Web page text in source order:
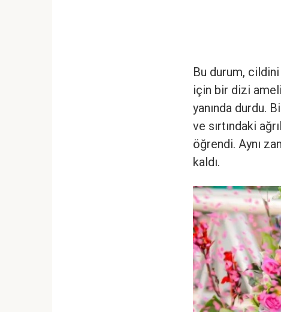
Bu durum,
için bir dizi
yanında durdu.
ve sırtındaki
öğrendi. Aynı
kaldı.